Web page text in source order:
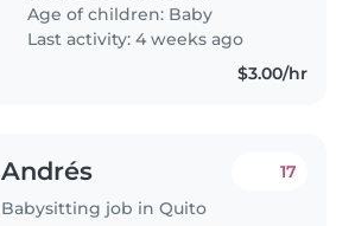
energético, curioso y creativo,
Age of children: Baby
Last activity: 4 weeks ago
$3.00/hr
Andrés
Babysitting job in Quito
17